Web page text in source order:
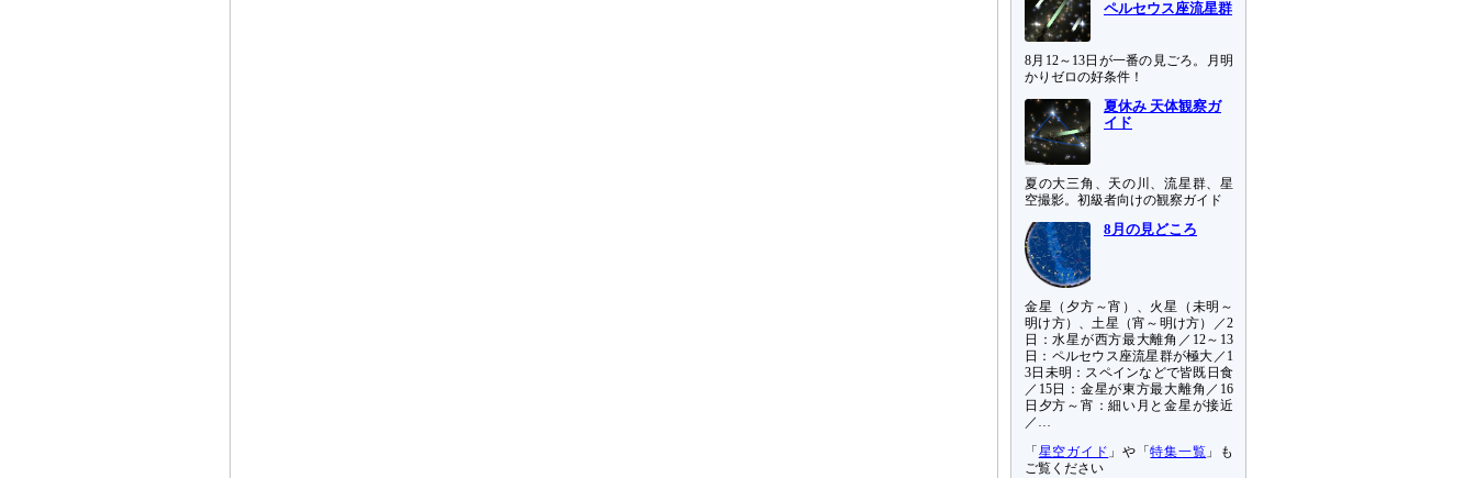
ペルセウス座流星群
8月12～13日が一番の見ごろ。月明
かりゼロの好条件！
夏休み 天体観察ガ
イド
夏の大三角、天の川、流星群、星
空撮影。初級者向けの観察ガイド
8月の見どころ
金星（夕方～宵）、火星（未明～
明け方）、土星（宵～明け方）／2
日：水星が西方最大離角／12～13
日：ペルセウス座流星群が極大／1
3日未明：スペインなどで皆既日食
／15日：金星が東方最大離角／16
日夕方～宵：細い月と金星が接近
／…
「 星空ガイド 」や「特集一覧 」も
ご覧ください